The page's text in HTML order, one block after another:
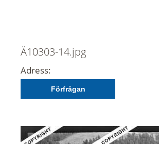
Ä10303-14.jpg
Adress:
Förfrågan